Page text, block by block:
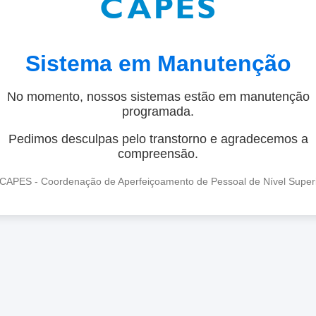
Sistema em Manutenção
No momento, nossos sistemas estão em manutenção
programada.
Pedimos desculpas pelo transtorno e agradecemos a
compreensão.
- Coordenação de Aperfeiçoamento de Pessoal de Nível